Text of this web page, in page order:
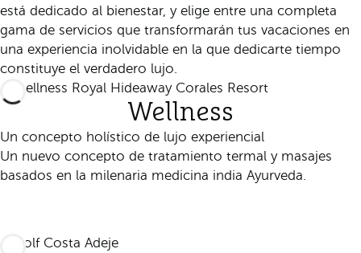
está dedicado al bienestar, y elige entre una completa
gama de servicios que transformarán tus vacaciones en
una experiencia inolvidable en la que dedicarte tiempo
constituye el verdadero lujo.
Wellness
Un concepto holístico de lujo experiencial
Un nuevo concepto de tratamiento termal y masajes
basados en la milenaria medicina india Ayurveda.